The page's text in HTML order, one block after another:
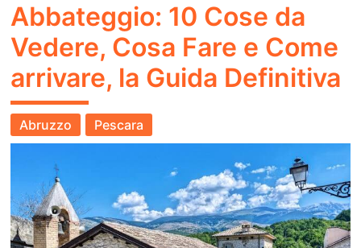
Abbateggio: 10 Cose da
Vedere, Cosa Fare e Come
arrivare, la Guida Definitiva
Abruzzo Pescara